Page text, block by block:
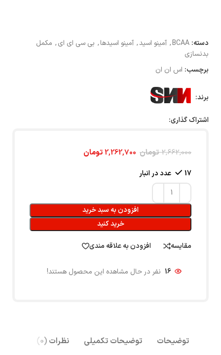
دسته: BCAA
, آمینو اسید, آمینو اسیدها, بی سی ای ای, مکمل
بدنسازی
برچسب: اس ان ان
برند:
اشتراک گذاری:
2,662,000 تومان 2,262,700تومان
17 عدد در انبار
افزودن به سبد خرید
خرید کنید
مقایسه افزودن به علاقه مندی
16 نفر در حال مشاهده این محصول هستند!
توضیحات توضیحات تکمیلی نظرات (0)